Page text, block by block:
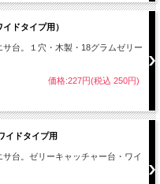
ドタイプ用）
台。１穴・木製・18グラムゼリー
価格:227円(税込 250円)
イドタイプ用
台。ゼリーキャッチャー台・ワイ